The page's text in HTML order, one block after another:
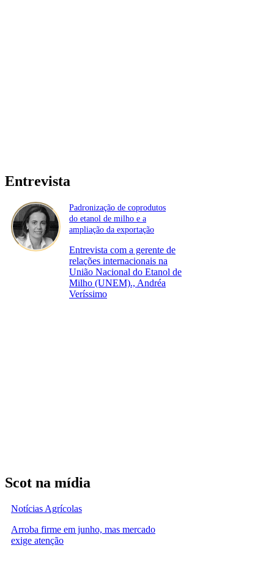
Entrevista
Padronização de coprodutos
do etanol de milho e a
ampliação da exportação
Entrevista com a gerente de
relações internacionais na
União Nacional do Etanol de
Milho (UNEM)., Andréa
Veríssimo
Scot na mídia
Notícias Agrícolas
Arroba firme em junho, mas mercado
exige atenção